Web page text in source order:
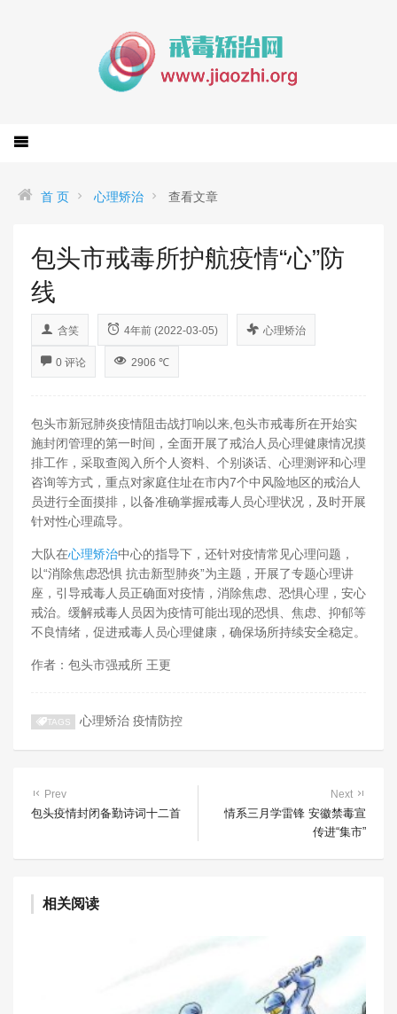
首 页 心理矫治 查看文章
包头市戒毒所护航疫情“心”防
线
含笑 4年前 (2022-03-05) 心理矫治
0 评论 2906 ℃
包头市新冠肺炎疫情阻击战打响以来,包头市戒毒所在开始实
施封闭管理的第一时间，全面开展了戒治人员心理健康情况摸
排工作，采取查阅入所个人资料、个别谈话、心理测评和心理
咨询等方式，重点对家庭住址在市内7个中风险地区的戒治人
员进行全面摸排，以备准确掌握戒毒人员心理状况，及时开展
针对性心理疏导。
大队在心理矫治中心的指导下，还针对疫情常见心理问题，
以“消除焦虑恐惧 抗击新型肺炎”为主题，开展了专题心理讲
座，引导戒毒人员正确面对疫情，消除焦虑、恐惧心理，安心
戒治。缓解戒毒人员因为疫情可能出现的恐惧、焦虑、抑郁等
不良情绪，促进戒毒人员心理健康，确保场所持续安全稳定。
作者：包头市强戒所 王更
TAGS 心理矫治 疫情防控
Prev
包头疫情封闭备勤诗词十二首
Next
情系三月学雷锋 安徽禁毒宣
传进“集市”
相关阅读